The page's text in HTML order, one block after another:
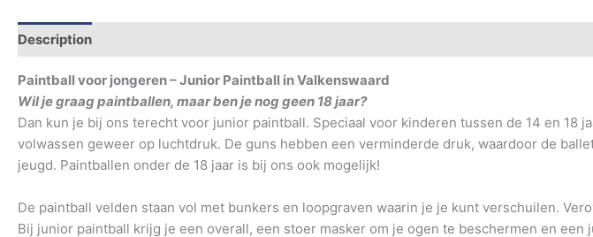
Description
Paintball voor jongeren – Junior Paintball in Valkenswaard
Wil je graag paintballen, maar ben je nog geen 18 jaar?
Dan kun je bij ons terecht voor junior paintball. Speciaal voor kinderen tussen de 14 en
volwassen geweer op luchtdruk. De guns hebben een verminderde druk, waardoor de
jeugd. Paintballen onder de 18 jaar is bij ons ook mogelijk!
De paintball velden staan vol met bunkers en loopgraven waarin je je kunt verschuilen.
Bij junior paintball krijg je een overall, een stoer masker om je ogen te beschermen en een